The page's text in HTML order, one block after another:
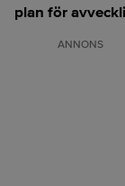
plan för
ANNONS